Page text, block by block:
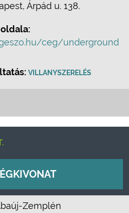
Árpád u. 138.
ceg/underground
VILLANYSZERELÉS
Zemplén